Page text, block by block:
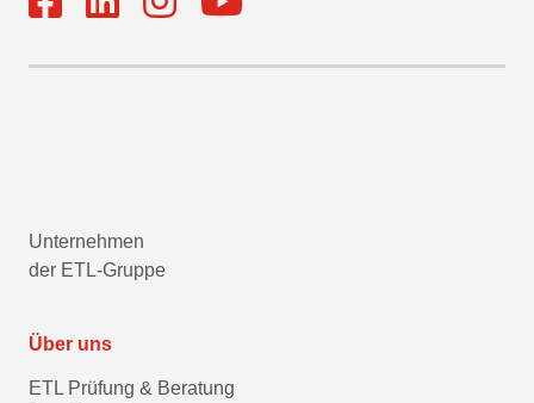
Unternehmen
der ETL-Gruppe
Über uns
ETL Prüfung & Beratung